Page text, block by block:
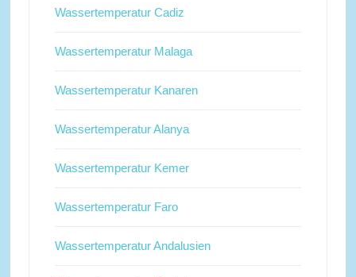
Wassertemperatur Cadiz
Wassertemperatur Malaga
Wassertemperatur Kanaren
Wassertemperatur Alanya
Wassertemperatur Kemer
Wassertemperatur Faro
Wassertemperatur Andalusien